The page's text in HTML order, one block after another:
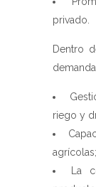
privado.
Dentro
riego y
La